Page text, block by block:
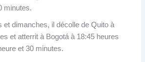
minutes.
et dimanches, il décolle de Quito à
et atterrit à Bogotá à 18:45 heures
et 30 minutes.